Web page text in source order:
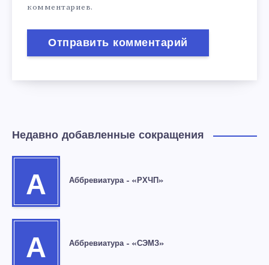
комментариев.
Недавно добавленные сокращения
А Аббревиатура – «РХЧП»
А Аббревиатура – «СЭМЗ»